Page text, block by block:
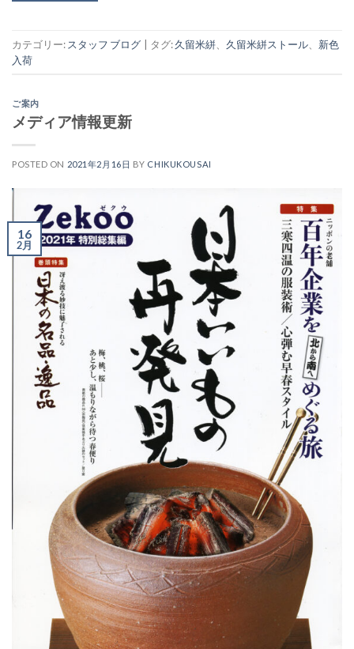
カテゴリー: スタッフ ブログ タグ:久留米絣 久留米絣ストール
新色
入荷
ご案内
メディア情報更新
POSTED ON 2021年2月16日 BY CHIKUKOUSAI
16
2月